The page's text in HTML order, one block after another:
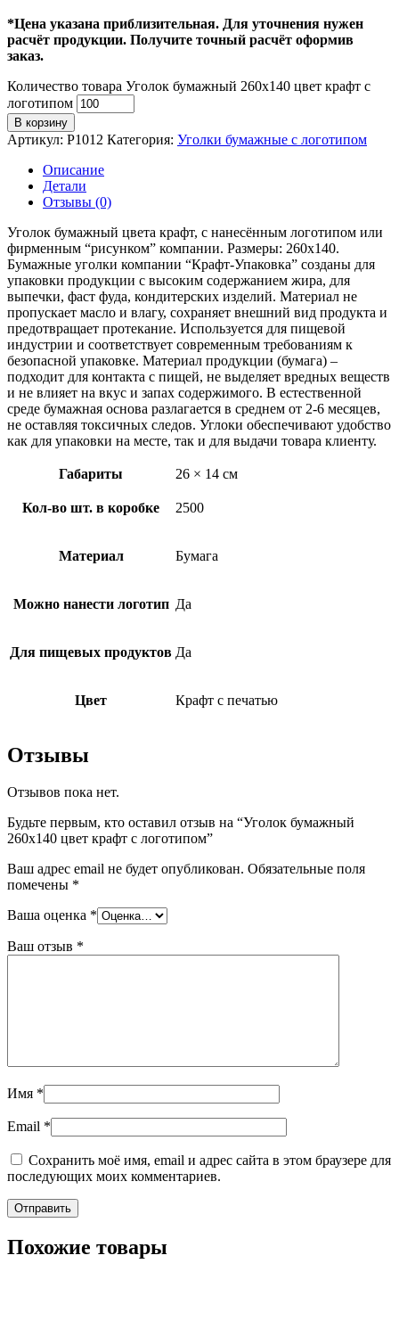
*Цена указана приблизительная. Для уточнения нужен
расчёт продукции. Получите точный расчёт оформив
заказ.
Количество товара Уголок бумажный 260х140 цвет крафт с
логотипом
В корзину
Артикул: P1012 Категория: Уголки бумажные с логотипом
Описание
Детали
Отзывы (0)
Уголок бумажный цвета крафт, с нанесённым логотипом или
фирменным “рисунком” компании. Размеры: 260х140.
Бумажные уголки компании “Крафт-Упаковка” созданы для
упаковки продукции с высоким содержанием жира, для
выпечки, фаст фуда, кондитерских изделий. Материал не
пропускает масло и влагу, сохраняет внешний вид продукта и
предотвращает протекание. Используется для пищевой
индустрии и соответствует современным требованиям к
безопасной упаковке. Материал продукции (бумага) –
подходит для контакта с пищей, не выделяет вредных веществ
и не влияет на вкус и запах содержимого. В естественной
среде бумажная основа разлагается в среднем от 2-6 месяцев,
не оставляя токсичных следов. Углоки обеспечивают удобство
как для упаковки на месте, так и для выдачи товара клиенту.
Габариты 26 × 14 см
Кол-во шт. в коробке 2500
Материал Бумага
Можно нанести логотип Да
Для пищевых продуктов Да
Цвет Крафт с печатью
Отзывы
Отзывов пока нет.
Будьте первым, кто оставил отзыв на “Уголок бумажный
260х140 цвет крафт с логотипом”
Ваш адрес email не будет опубликован. Обязательные поля
помечены *
Ваша оценка *
Ваш отзыв *
Имя *
Email *
Сохранить моё имя, email и адрес сайта в этом браузере для
последующих моих комментариев.
Похожие товары